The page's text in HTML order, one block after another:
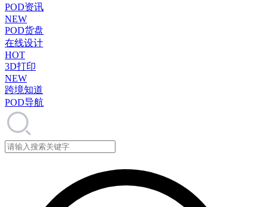
POD资讯
NEW
POD货盘
在线设计
HOT
3D打印
NEW
跨境知道
POD导航